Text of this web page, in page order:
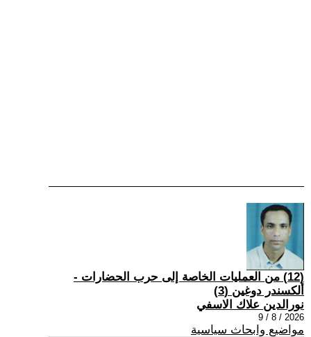
(12) من العمليات الخاصة إلى حرب الحضارات -
ألكسندر دوغين (3)
نورالدين علاك الاسفي
2026 / 8 / 9
مواضيع وابحاث سياسية